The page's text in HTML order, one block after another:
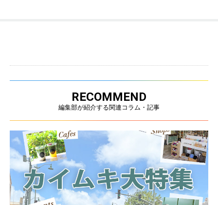
RECOMMEND
編集部が紹介する関連コラム・記事